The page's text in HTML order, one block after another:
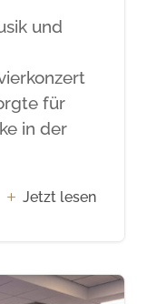
und
für
in der
Jetzt lesen